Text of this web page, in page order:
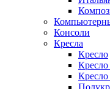
Консоли
Кресла
Кресло
Кресло